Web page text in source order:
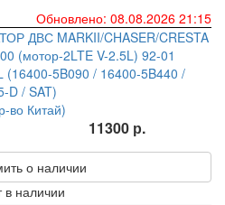
Обновлено: 08.08.2026 21:15
ДВС MARKII/CHASER/CRESTA
(мотор-2LTE V-2.5L) 92-01
(16400-5B090 / 16400-5B440 /
D / SAT)
во Китай)
11300 р.
о наличии
в наличии